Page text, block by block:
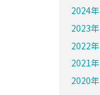
2024年
2023年
2022年
2021年
2020年